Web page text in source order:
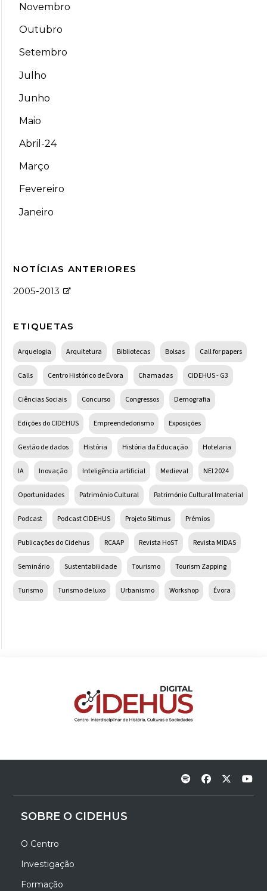
Novembro
Outubro
Setembro
Julho
Junho
Maio
Abril-24
Março
Fevereiro
Janeiro
NOTÍCIAS ANTERIORES
2005-2013
ETIQUETAS
Arquelogia Arquitetura Bibliotecas Bolsas Call for papers
Calls Centro Histórico de Évora Chamadas CIDEHUS - G3
Ciências Sociais Concurso Congressos Demografia
Edições do CIDEHUS Empreendedorismo Exposições
Gestão de dados História História da Educação Hotelaria
IA Inovação Inteligência artificial Medieval NEI 2024
Oportunidades Património Cultural Património Cultural Imaterial
Podcast Podcast CIDEHUS Projeto Sitimus Prémios
Publicações do Cidehus RCAAP Revista HoST Revista MIDAS
Seminário Sustentabilidade Tourismo Tourism Zapping
Turismo Turismo de luxo Urbanismo Workshop Évora
SOBRE O CIDEHUS
O Centro
Investigação
Formação